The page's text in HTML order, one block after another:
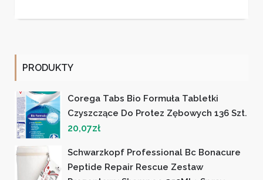
PRODUKTY
Corega Tabs Bio Formuła Tabletki
Czyszczące Do Protez Zębowych 136 Szt.
20,07zł
Schwarzkopf Professional Bc Bonacure
Peptide Repair Rescue Zestaw